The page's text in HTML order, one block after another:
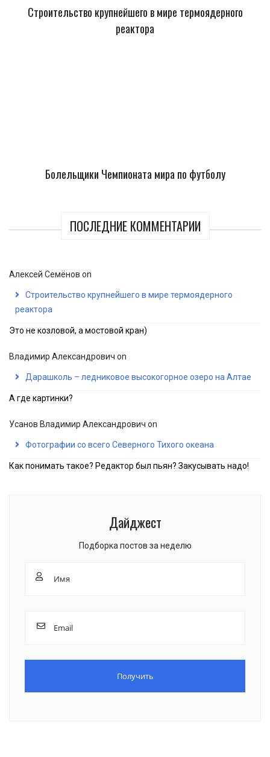
Строительство крупнейшего в мире термоядерного
реактора
Болельщики Чемпионата мира по футболу
ПОСЛЕДНИЕ КОММЕНТАРИИ
Алексей Семёнов on
Строительство крупнейшего в мире термоядерного
реактора
Это не козловой, а мостовой кран)
Владимир Александрович on
Дарашколь – ледниковое высокогорное озеро на Алтае
А где картинки?
Усанов Владимир Александрович on
Фотографии со всего Северного Тихого океана
Как понимать такое? Редактор был пьян? Закусывать надо!
Дайджест
Подборка постов за неделю